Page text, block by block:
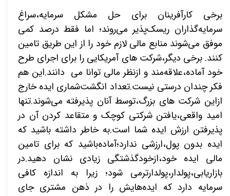
برخی کارآفرینان برای حل مشکل سرمایه،سراغ
سرمایه‌گذاران ریسک‌پذیر می‌روند؛ اما فقط درصد کمی
موفق می‌شوند منابع مالی لازم خود را از این طریق تامین
کنند. برخی دیگر،شرکت های آمریکایی را برای اجرای طرح
خود آماده،علاقه‌مند و ازنظر مالی توانا می دانند.این هم
فکر چندان درستی نیست.تعداد انگشت‌شماری ایده خارج
ازاین شرکت های بزرگ،توسط آنان پذیرفته می‌شوند.تنها
امید واقعی،یافتن شرکتی کوچک و متقاعد کردن آن در
پذیرفتن ارزش ایده شما است.به خاطر داشته باشید که
ایده بدون پول،ارزشی ندارد؛آماده‌باشید که برای تامین
مالی ایده خود،ازخودگذشتگی زیادی نشان دهید.در
بازاریابی،پولدار،پولدارترمی شود؛ زیرا به اندازه کافی
سرمایه دارد که ایده‌هایش را در ذهن مشتری جای